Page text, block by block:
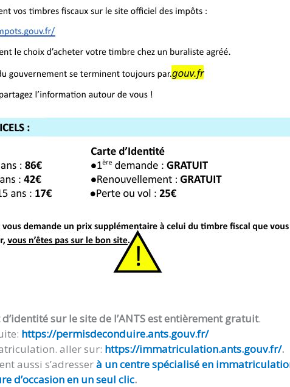
sur le site de l’ANTS est entièrement gratuit.
https://permisdeconduire.ants.gouv.fr/
aller sur: https://immatriculation.ants.gouv.fr/.
aussi s’adresserà un centre spécialisé en
d’occasion en un seul clic.